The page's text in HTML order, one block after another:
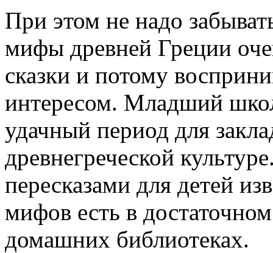
При этом не надо
мифы древней Греции
сказки и потому
интересом. Младший
удачный период для
древнегреческой
пересказами для детей
мифов есть в
домашних библиотеках.